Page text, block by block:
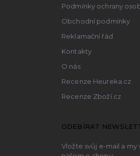
Podmínky ochrany
Obchodní podmínky
Reklamační řád
Kontakty
O nás
Recenze Heureka.cz
Recenze Zboží.cz
ODEBÍRAT
Vložte svůj e-mail a